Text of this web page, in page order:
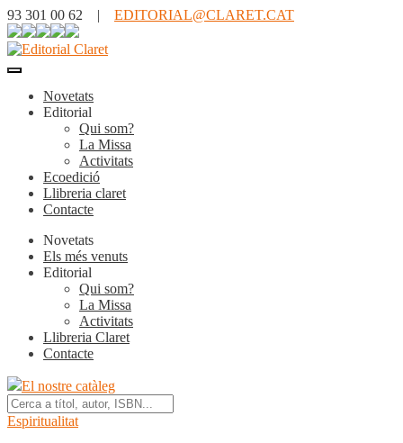
93 301 00 62 | EDITORIAL@CLARET.CAT
Novetats
Editorial
Qui som?
La Missa
Activitats
Ecoedició
Llibreria claret
Contacte
Novetats
Els més venuts
Editorial
Qui som?
La Missa
Activitats
Llibreria Claret
Contacte
El nostre catàleg
Espiritualitat